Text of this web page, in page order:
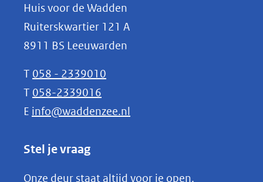
(verwijst
naar
een
andere
website)
Huis voor de Wadden
Ruiterskwartier 121 A
8911 BS Leeuwarden
T 058 - 2339010
T 058-2339016
E info@waddenzee.nl
Stel je vraag
Onze deur staat altijd voor je open.